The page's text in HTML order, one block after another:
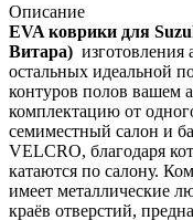
Описание
EVA коврики для
Витара) изготовления
остальных идеальной
контуров полов вашем
комплектацию от
семиместный салон и
VELCRO, благодаря
катаются по салону.
имеет металлические
краёв отверстий,